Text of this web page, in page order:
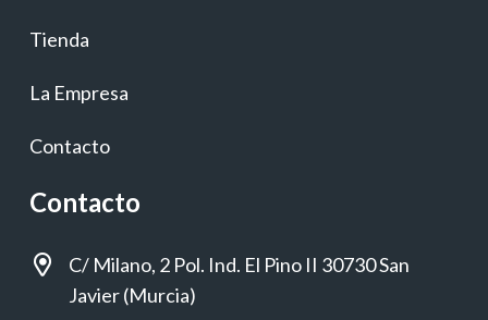
Tienda
La Empresa
Contacto
Contacto
C/ Milano, 2 Pol. Ind. El Pino II 30730 San
Javier (Murcia)